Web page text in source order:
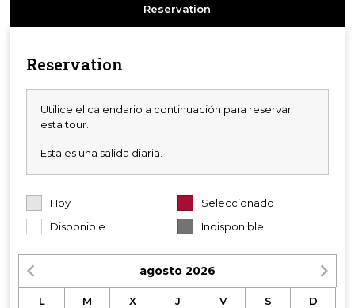
Reservation
Reservation
Utilice el calendario a continuación para reservar
esta tour.
Esta es una salida diaria.
Hoy
Seleccionado
Disponible
Indisponible
agosto 2026
L M X J V S D